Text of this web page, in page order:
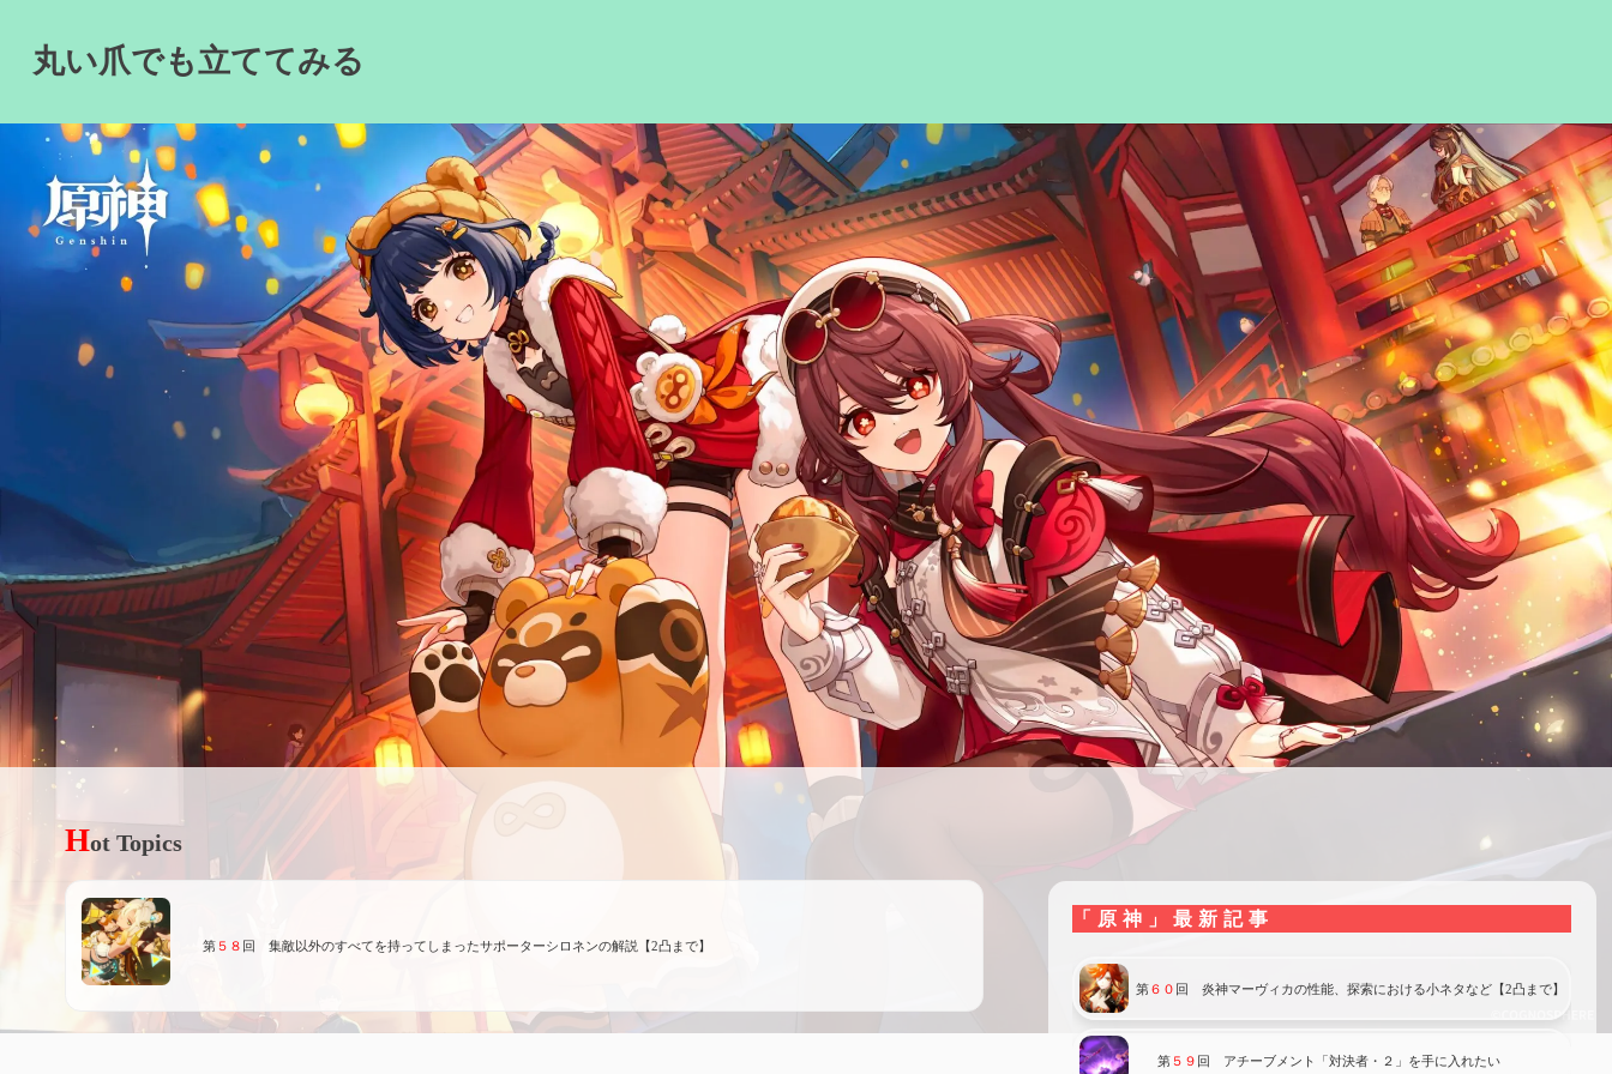
content丸い爪でも立ててみる
Hot Topics
第５８ 回 集敵以外のすべてを持ってしまったサポーターシロネンの解説【2凸まで】
「原神」最新記事
第６０ 回 炎神マーヴィカの性能、探索における小ネタなど【2凸まで】
第５９ 回 アチーブメント「対決者・２」を手に入れたい